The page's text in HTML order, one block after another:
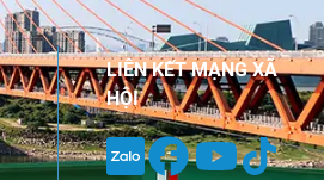
LIÊN KẾT MẠNG XÃ
HỘI